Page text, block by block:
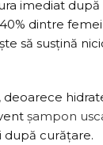
imediat după
dintre
să susțină
deoarece
șampon
după curățare.